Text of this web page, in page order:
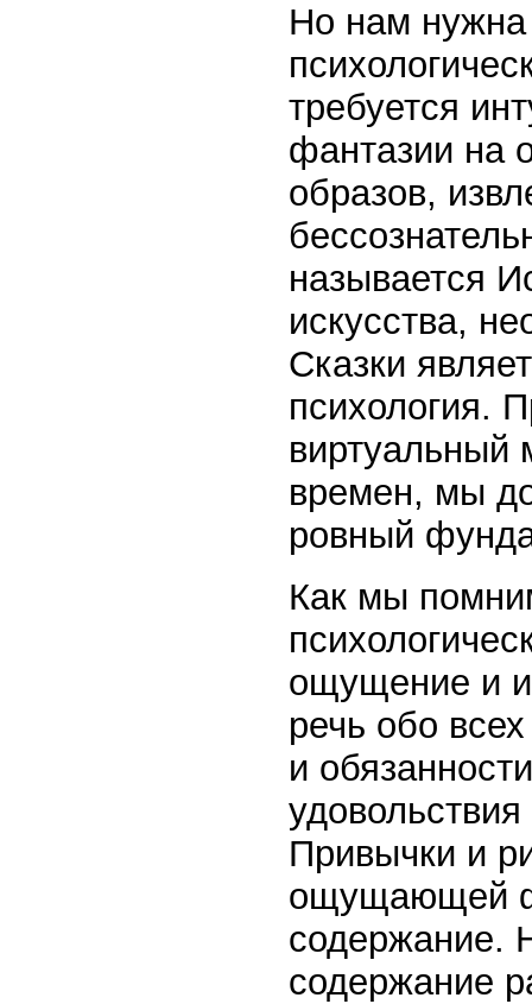
Но нам нужна
требуется
фантазии на
образов,
называется
искусства,
Сказки
психология.
виртуальный
времен, мы
ровный
Как мы
ощу­ще­ние и
речь обо
и
Привычки и
ощущающей
содер­жание.
содержание